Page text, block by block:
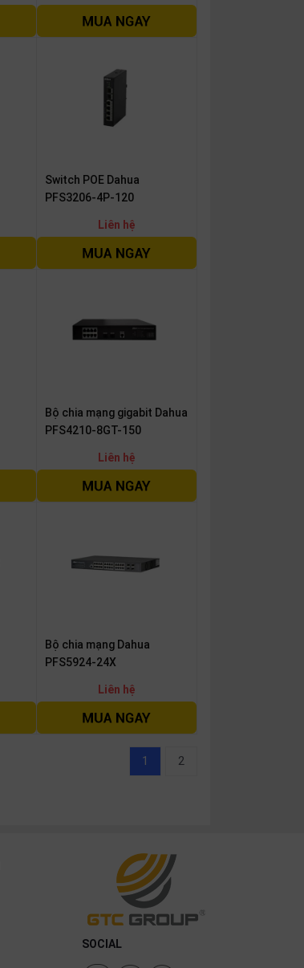
Switch POE Dahua
PFS3206-4P-120
Liên hệ
Bộ chia mạng gigabit Dahua
PFS4210-8GT-150
Liên hệ
Bộ chia mạng Dahua
PFS5924-24X
Liên hệ
1 2
SOCIAL